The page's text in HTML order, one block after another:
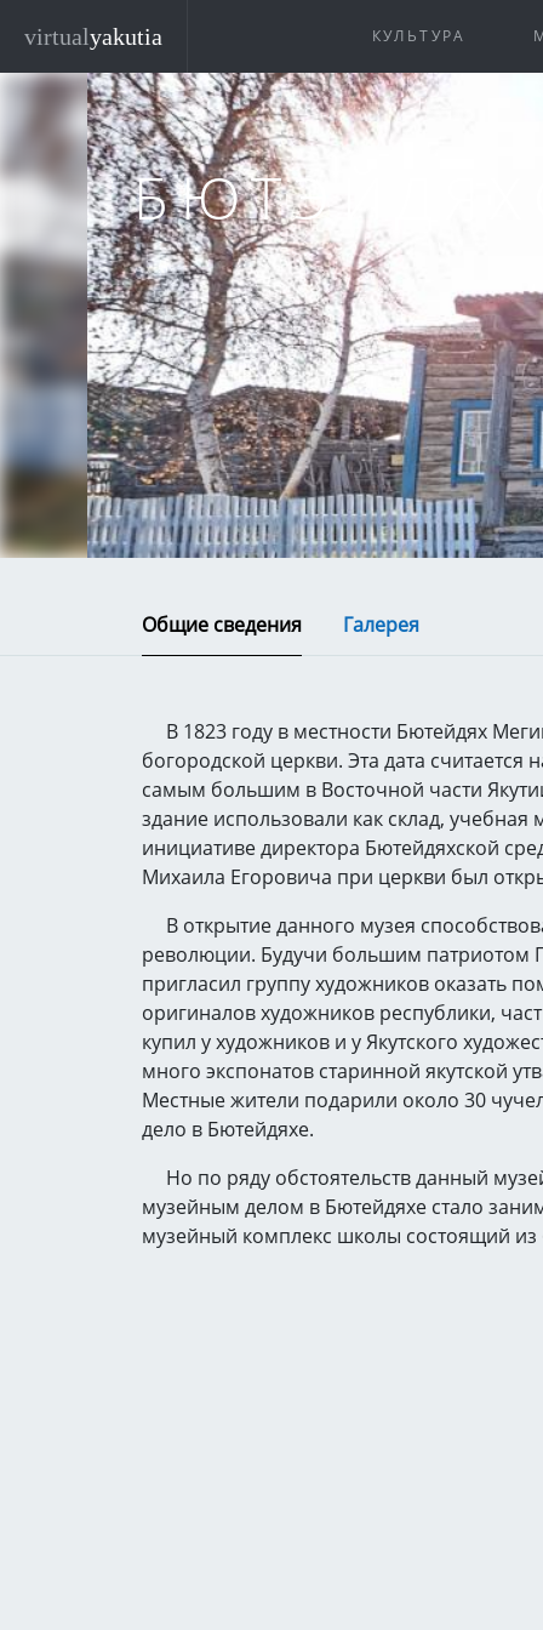
virtualyakutia КУЛЬТУРА
Общие сведения Галерея
В 1823 году в местности Бютейдях
богородской церкви. Эта дата
самым большим в Восточной части
здание использовали как склад, учебная
инициативе директора Бютейдяхской
Михаила Егоровича при церкви был
В открытие данного музея
революции. Будучи большим патриотом
пригласил группу художников оказать
оригиналов художников республики,
купил у художников и у Якутского
много экспонатов старинной якутской
Местные жители подарили около 30
дело в Бютейдяхе.
Но по ряду обстоятельств данный
музейным делом в Бютейдяхе стало
музейный комплекс школы состоящий из